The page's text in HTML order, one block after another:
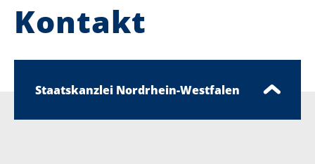
Kontakt
Staatskanzlei Nordrhein-Westfalen